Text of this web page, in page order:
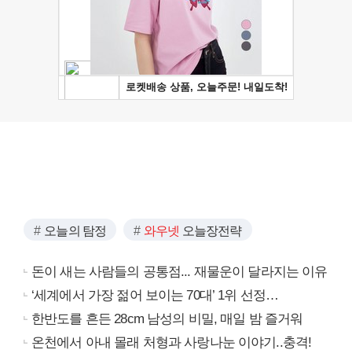
오늘의 탐정 와우넷 오늘장전략
돈이 새는 사람들의 공통점... 재물운이 달라지는 이유
‘세계에서 가장 젊어 보이는 70대’ 1위 선정…
한반도를 흔든 28cm 남성의 비밀, 매일 밤 즐거워
온천에서 아내 몰래 처형과 사랑나눈 이야기..충격!